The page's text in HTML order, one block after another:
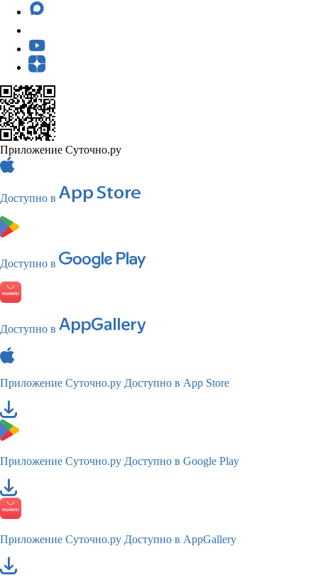
Приложение Суточно.ру
Доступно в
Доступно в
Доступно в
Приложение Суточно.ру Доступно в App Store
Приложение Суточно.ру Доступно в Google Play
Приложение Суточно.ру Доступно в AppGallery